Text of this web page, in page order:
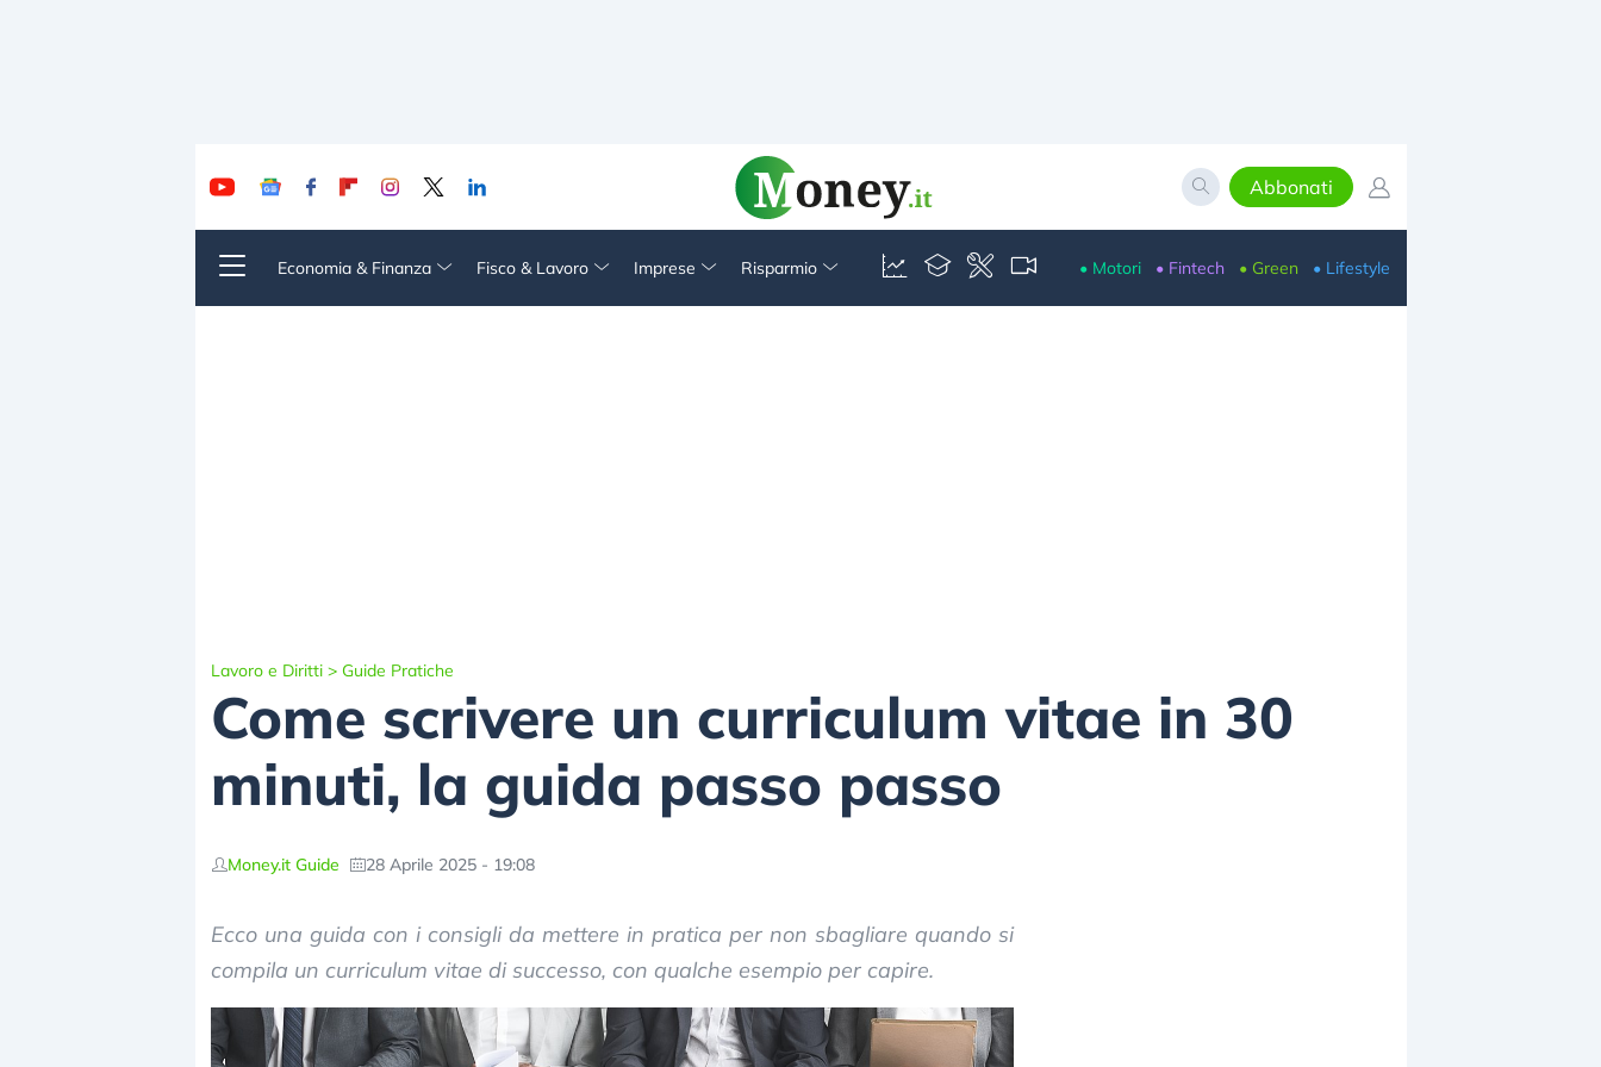
Abbonati
Economia & Finanza Fisco & Lavoro Imprese Risparmio • Motori • Fintech • Green • Lifestyle
Lavoro e Diritti > Guide Pratiche
Come scrivere un curriculum vitae in 30
minuti, la guida passo passo
Money.it Guide 28 Aprile 2025 - 19:08
Ecco una guida con i consigli da mettere in pratica per non sbagliare quando si
compila un curriculum vitae di successo, con qualche esempio per capire.